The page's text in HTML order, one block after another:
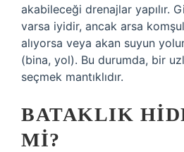
akabileceği drenajlar yapılır.
varsa iyidir, ancak arsa
alıyorsa veya akan suyun
(bina, yol). Bu durumda, bir
seçmek mantıklıdır.
BATAKLIK
MI?